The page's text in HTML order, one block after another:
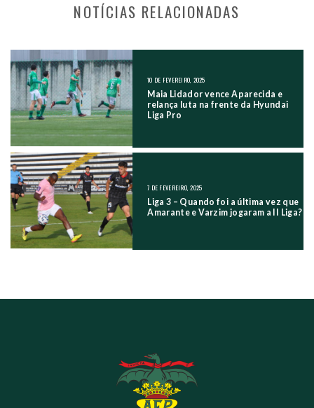
NOTÍCIAS RELACIONADAS
NAVEGAÇÃO NOS POSTS
10 DE FEVEREIRO, 2025
Maia Lidador vence Aparecida e
relança luta na frente da Hyundai
Liga Pro
7 DE FEVEREIRO, 2025
Liga 3 – Quando foi a última vez que
Amarante e Varzim jogaram a II Liga?